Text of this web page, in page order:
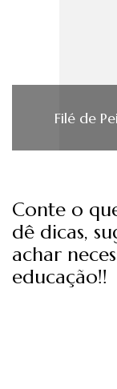
Filé de
Conte o
dê dicas,
achar
educação!!